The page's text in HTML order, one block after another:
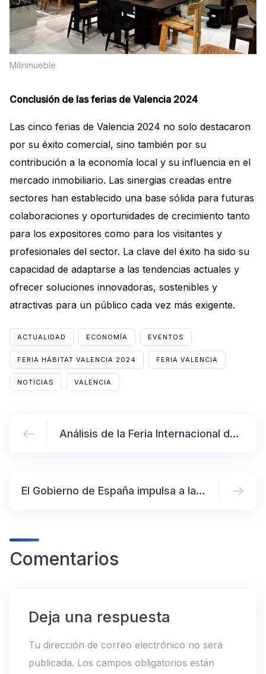
Milinmueble
Conclusión de las ferias de Valencia 2024
Las cinco ferias de Valencia 2024 no solo destacaron
por su éxito comercial, sino también por su
contribución a la economía local y su influencia en el
mercado inmobiliario. Las sinergias creadas entre
sectores han establecido una base sólida para futuras
colaboraciones y oportunidades de crecimiento tanto
para los expositores como para los visitantes y
profesionales del sector. La clave del éxito ha sido su
capacidad de adaptarse a las tendencias actuales y
ofrecer soluciones innovadoras, sostenibles y
atractivas para un público cada vez más exigente.
ACTUALIDAD ECONOMÍA EVENTOS
FERIA HÁBITAT VALENCIA 2024 FERIA VALENCIA
NOTICIAS VALENCIA
Análisis de la Feria Internacional de Valencia 2024: Hábitat, Textilhogar y Espacio Cocina SICI
El Gobierno de España impulsa a las PYMES con 4.500 millones en subvenciones y 50.000 millones en préstamos del Plan de Recuperación
Comentarios
Deja una respuesta
Tu dirección de correo electrónico no será
publicada. Los campos obligatorios están